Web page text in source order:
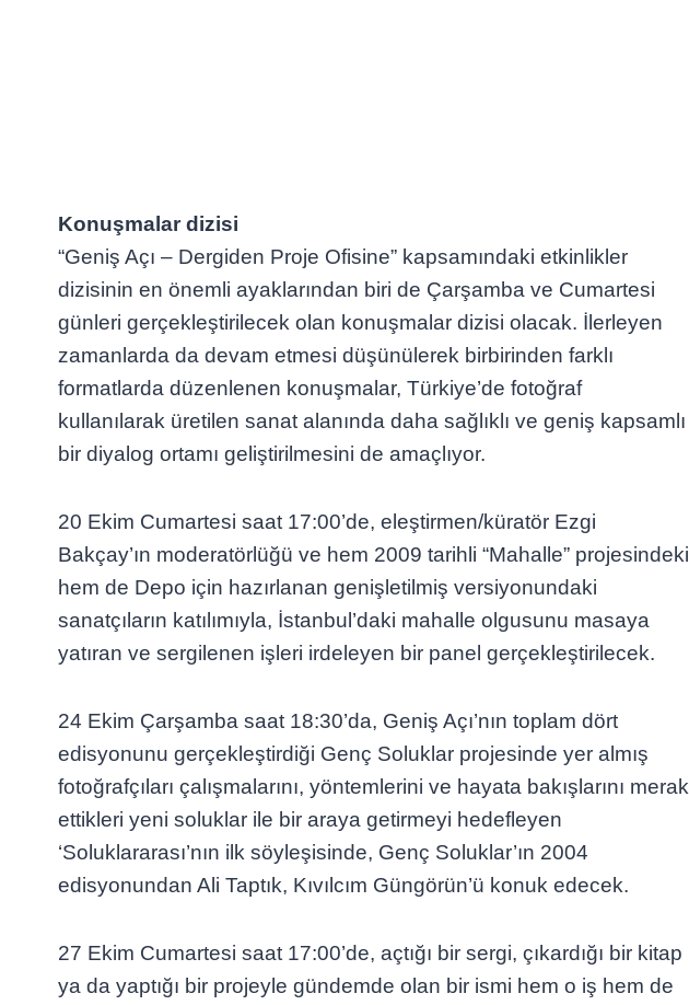
Konuşmalar dizisi
“Geniş Açı – Dergiden Proje Ofisine” kapsamındaki etkinlikler
dizisinin en önemli ayaklarından biri de Çarşamba ve Cumartesi
günleri gerçekleştirilecek olan konuşmalar dizisi olacak. İlerleyen
zamanlarda da devam etmesi düşünülerek birbirinden farklı
formatlarda düzenlenen konuşmalar, Türkiye’de fotoğraf
kullanılarak üretilen sanat alanında daha sağlıklı ve geniş kapsamlı
bir diyalog ortamı geliştirilmesini de amaçlıyor.
20 Ekim Cumartesi saat 17:00’de, eleştirmen/küratör Ezgi
Bakçay’ın moderatörlüğü ve hem 2009 tarihli “Mahalle” projesindeki
hem de Depo için hazırlanan genişletilmiş versiyonundaki
sanatçıların katılımıyla, İstanbul’daki mahalle olgusunu masaya
yatıran ve sergilenen işleri irdeleyen bir panel gerçekleştirilecek.
24 Ekim Çarşamba saat 18:30’da, Geniş Açı’nın toplam dört
edisyonunu gerçekleştirdiği Genç Soluklar projesinde yer almış
fotoğrafçıları çalışmalarını, yöntemlerini ve hayata bakışlarını merak
ettikleri yeni soluklar ile bir araya getirmeyi hedefleyen
‘Soluklararası’nın ilk söyleşisinde, Genç Soluklar’ın 2004
edisyonundan Ali Taptık, Kıvılcım Güngörün’ü konuk edecek.
27 Ekim Cumartesi saat 17:00’de, açtığı bir sergi, çıkardığı bir kitap
ya da yaptığı bir projeyle gündemde olan bir ismi hem o iş hem de